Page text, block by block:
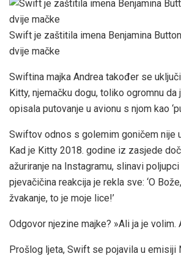
Swift je zaštitila imena Benjamina
dvije mačke
Swiftina majka Andrea također se
Kitty, njemačku dogu, toliko ogromnu
opisala putovanje u avionu s njom kao
Swiftov odnos s golemim goničem nije
Kad je Kitty 2018. godine iz zasjede
ažuriranje na Instagramu, slinavi
pjevačičina reakcija je rekla sve: ‘O
žvakanje, to je moje lice!’
Odgovor njezine majke? »Ali ja je volim.
Prošlog ljeta, Swift se pojavila u emisiji